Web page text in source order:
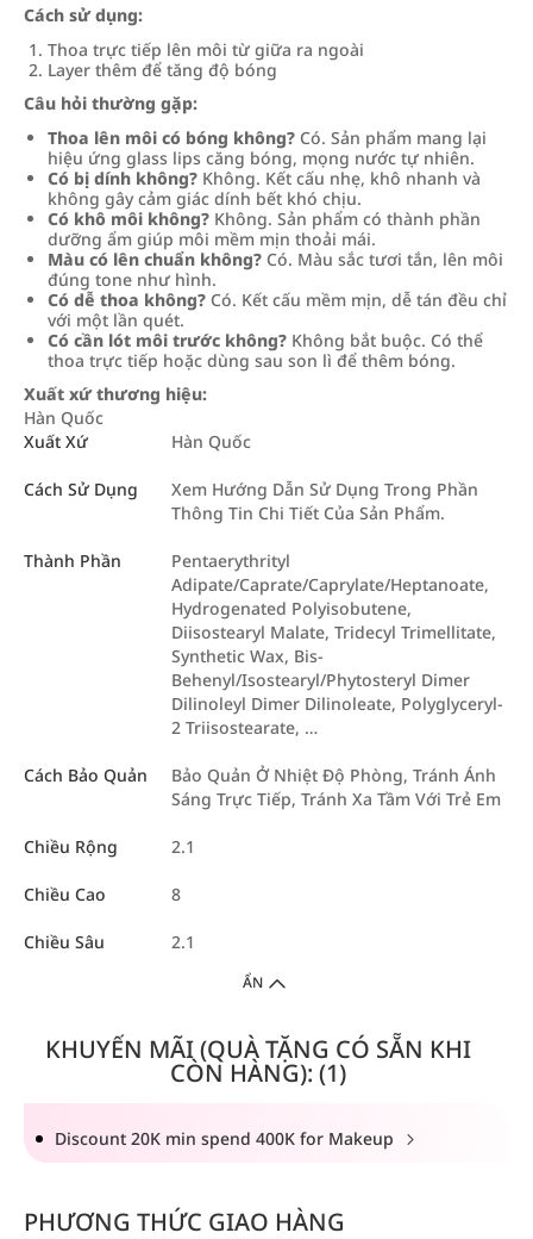
Cách sử dụng:
Thoa trực tiếp lên môi từ giữa ra ngoài
Layer thêm để tăng độ bóng
Câu hỏi thường gặp:
Thoa lên môi có bóng không? Có. Sản phẩm mang lại
hiệu ứng glass lips căng bóng, mọng nước tự nhiên.
Có bị dính không? Không. Kết cấu nhẹ, khô nhanh và
không gây cảm giác dính bết khó chịu.
Có khô môi không? Không. Sản phẩm có thành phần
dưỡng ẩm giúp môi mềm mịn thoải mái.
Màu có lên chuẩn không? Có. Màu sắc tươi tắn, lên môi
đúng tone như hình.
Có dễ thoa không? Có. Kết cấu mềm mịn, dễ tán đều chỉ
với một lần quét.
Có cần lót môi trước không? Không bắt buộc. Có thể
thoa trực tiếp hoặc dùng sau son lì để thêm bóng.
Xuất xứ thương hiệu:
Hàn Quốc
Xuất Xứ
Hàn Quốc
Cách Sử Dụng
Xem Hướng Dẫn Sử Dụng Trong Phần
Thông Tin Chi Tiết Của Sản Phẩm.
Thành Phần
Pentaerythrityl
Adipate/Caprate/Caprylate/Heptanoate,
Hydrogenated Polyisobutene,
Diisostearyl Malate, Tridecyl Trimellitate,
Synthetic Wax, Bis-
Behenyl/Isostearyl/Phytosteryl Dimer
Dilinoleyl Dimer Dilinoleate, Polyglyceryl-
2 Triisostearate, …
Cách Bảo Quản
Bảo Quản Ở Nhiệt Độ Phòng, Tránh Ánh
Sáng Trực Tiếp, Tránh Xa Tầm Với Trẻ Em
Chiều Rộng 2.1
Chiều Cao 8
Chiều Sâu 2.1
ẨN
KHUYẾN MÃI (QUÀ TẶNG CÓ SẴN KHI
CÒN HÀNG): (1)
Discount 20K min spend 400K for Makeup
PHƯƠNG THỨC GIAO HÀNG